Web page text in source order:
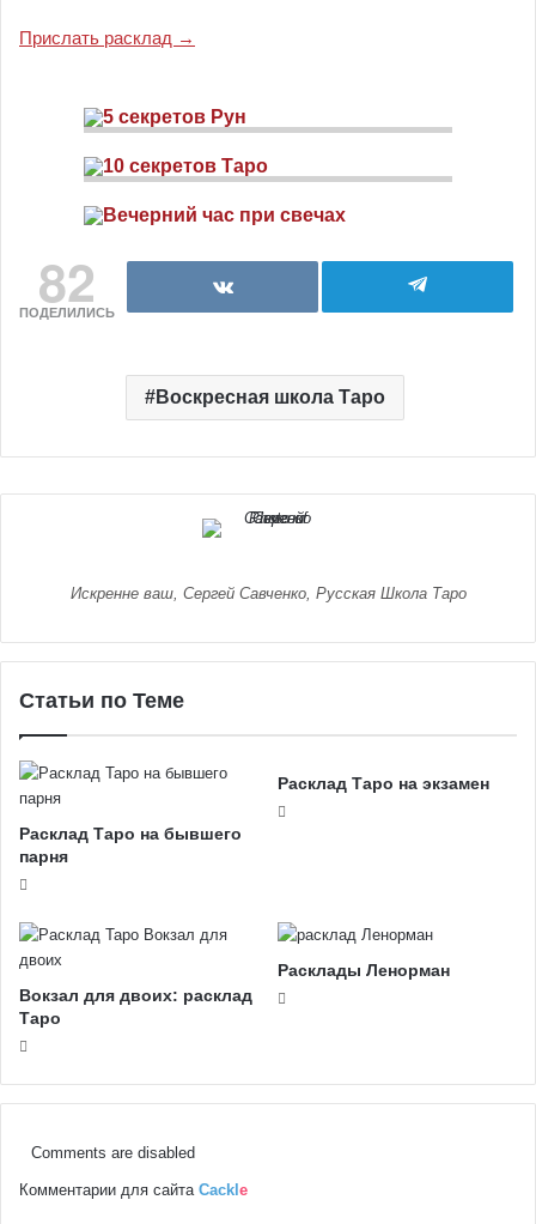
Прислать расклад →
82
ПОДЕЛИЛИСЬ
Воскресная школа Таро
Искренне ваш, Сергей Савченко, Русская Школа Таро
Статьи по Теме
Расклад Таро на бывшего
парня
Расклад Таро на экзамен
Вокзал для двоих: расклад
Таро
Расклады Ленорман
Comments are disabled
Комментарии для сайта Cackle